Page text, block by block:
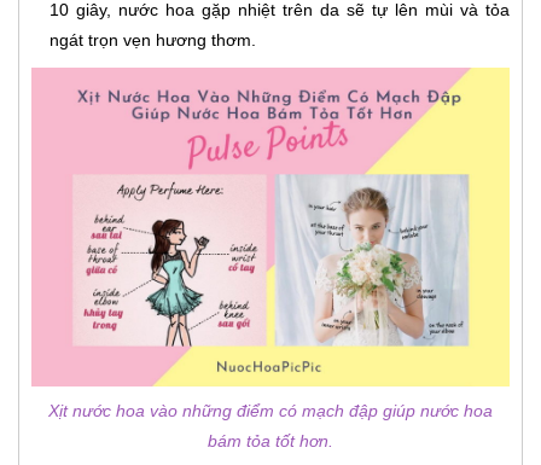
10 giây, nước hoa gặp nhiệt trên da sẽ tự lên mùi và tỏa
ngát trọn vẹn hương thơm.
Xịt nước hoa vào những điểm có mạch đập giúp nước hoa
bám tỏa tốt hơn.